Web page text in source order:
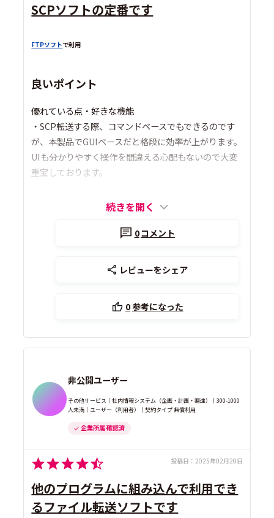
SCPソフトの定番です
FTPソフトで利用
良いポイント
優れている点・好きな機能
・SCP転送する際、コマンドベースでもできるのです
が、本製品でGUIベースだと格段に効率が上がります。
UIも分かりやすく操作を間違える心配もないので大変
重宝しております。
続きを開く
0コメント
レビューをシェア
0参考になった
非公開ユーザー
その他サービス｜社内情報システム（企画・計画・調達）｜300-1000
人未満｜ユーザー（利用者）｜契約タイプ 無償利用
企業所属 確認済
投稿日： 2025年02月20日
他のプログラムに組み込んで利用でき
るファイル転送ソフトです